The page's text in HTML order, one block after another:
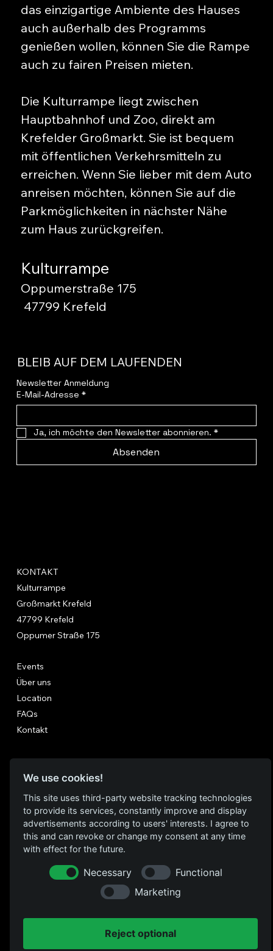
das einzigartige Ambiente des Hauses
auch außerhalb des Programms
genießen wollen, können Sie die Rampe
auch zu fairen Preisen mieten.
Die Kulturrampe liegt zwischen
Hauptbahnhof und Zoo, direkt am
Krefelder Großmarkt. Sie ist bequem
mit öffentlichen Verkehrsmitteln zu
erreichen. Wenn Sie lieber mit dem Auto
anreisen möchten, können Sie auf die
Parkmöglichkeiten in nächster Nähe
zum Haus zurückgreifen.
Kulturrampe
Oppumerstraße 175
47799 Krefeld
BLEIB AUF DEM LAUFENDEN
Newsletter Anmeldung
E-Mail-Adresse *
Ja, ich möchte den Newsletter abonnieren. *
Absenden
KONTAKT
Kulturrampe
Großmarkt Krefeld
Oppumer Straße 175
47799 Krefeld
Instagram
Facebook
Events
Über uns
Location
FAQs
Kontakt
RECHTLICHES
Datenschutz
Impressum
We use cookies!
This site uses third-party website tracking technologies
to provide its services, constantly improve and display
advertisements according to users' interests. I agree to
this and can revoke or change my consent at any time
with effect for the future.
Necessary
Functional
Marketing
Reject optional